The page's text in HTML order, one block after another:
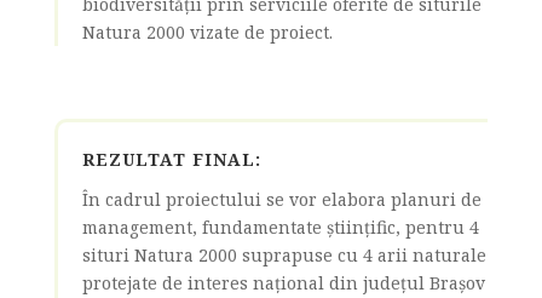
Natura 2000 vizate de proiect.
REZULTAT FINAL:
În cadrul proiectului se vor elabora planuri de
management, fundamentate științific, pentru 4
situri Natura 2000 suprapuse cu 4 arii naturale
protejate de interes național din județul Brașov